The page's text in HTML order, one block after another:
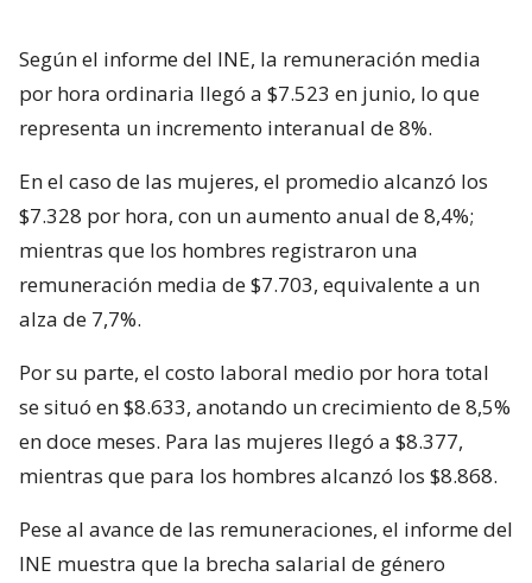
Según el informe del INE, la remuneración media
por hora ordinaria llegó a $7.523 en junio, lo que
representa un incremento interanual de 8%.
En el caso de las mujeres, el promedio alcanzó los
$7.328 por hora, con un aumento anual de 8,4%;
mientras que los hombres registraron una
remuneración media de $7.703, equivalente a un
alza de 7,7%.
Por su parte, el costo laboral medio por hora total
se situó en $8.633, anotando un crecimiento de 8,5%
en doce meses. Para las mujeres llegó a $8.377,
mientras que para los hombres alcanzó los $8.868.
Pese al avance de las remuneraciones, el informe del
INE muestra que la brecha salarial de género